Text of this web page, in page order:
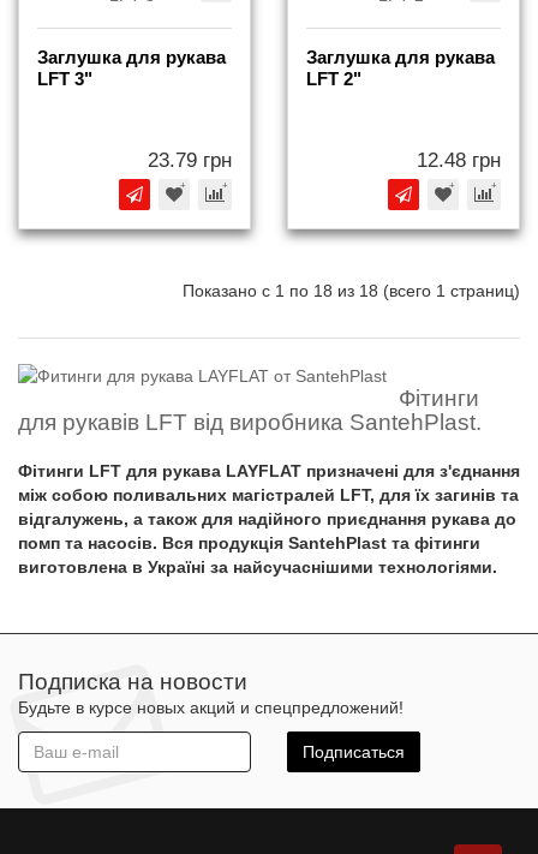
Заглушка для рукава
LFT 3"
23.79 грн
Заглушка для рукава
LFT 2"
12.48 грн
Показано с 1 по 18 из 18 (всего 1 страниц)
Фітинги
для рукавів LFT від виробника SantehPlast.
Фітинги LFT для рукава LAYFLAT призначені для з'єднання
між собою поливальних магістралей LFT, для їх загинів та
відгалужень, а також для надійного приєднання рукава до
помп та насосів. Вся продукція SantehPlast та фітинги
виготовлена ​​в Україні за найсучаснішими технологіями.
Подписка на новости
Будьте в курсе новых акций и спецпредложений!
Подписаться